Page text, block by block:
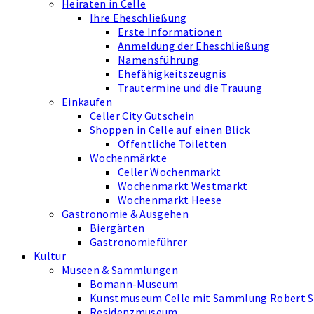
Heiraten in Celle
Ihre Eheschließung
Erste Informationen
Anmeldung der Eheschließung
Namensführung
Ehefähigkeits­zeugnis
Trautermine und die Trauung
Einkaufen
Celler City Gutschein
Shoppen in Celle auf einen Blick
Öffentliche Toiletten
Wochenmärkte
Celler Wochenmarkt
Wochenmarkt Westmarkt
Wochenmarkt Heese
Gastronomie & Ausgehen
Biergärten
Gastronomieführer
Kultur
Museen & Sammlungen
Bomann-Museum
Kunstmuseum Celle mit Sammlung Robert